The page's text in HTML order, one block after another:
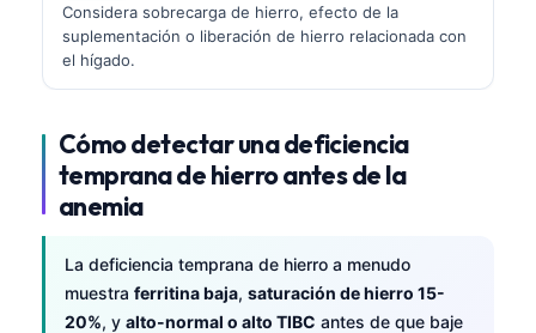
Considera sobrecarga de hierro, efecto de la
suplementación o liberación de hierro relacionada con
el hígado.
Cómo detectar una deficiencia
temprana de hierro antes de la
anemia
La deficiencia temprana de hierro a menudo
muestra ferritina baja, saturación de hierro 15-
20%, y alto-normal o alto TIBC antes de que baje
Esperanto
Norsk bokmål